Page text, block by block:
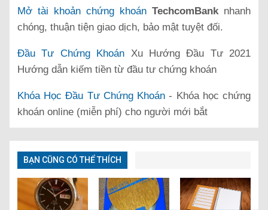
Mở tài khoản chứng khoán TechcomBank nhanh
chóng, thuận tiện giao dịch, bảo mật tuyệt đối.
Đầu Tư Chứng Khoán Xu Hướng Đầu Tư 2021
Hướng dẫn kiếm tiền từ đầu tư chứng khoán
Khóa Học Đầu Tư Chứng Khoán - Khóa học chứng
khoán online (miễn phí) cho người mới bắt
BẠN CŨNG CÓ THỂ THÍCH